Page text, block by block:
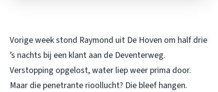
Vorige week stond Raymond uit De Hoven om half drie
’s nachts bij een klant aan de Deventerweg.
Verstopping opgelost, water liep weer prima door.
Maar die penetrante rioollucht? Die bleef hangen.